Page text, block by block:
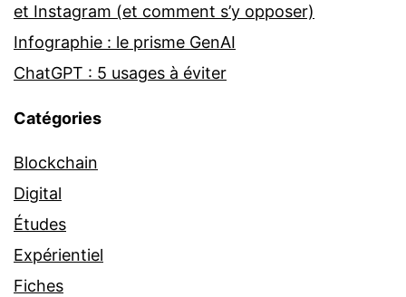
et Instagram (et comment s’y opposer)
Infographie : le prisme GenAI
ChatGPT : 5 usages à éviter
Catégories
Blockchain
Digital
Études
Expérientiel
Fiches